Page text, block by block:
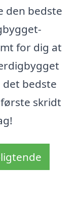
den bedste
for dig at
det bedste
skridt